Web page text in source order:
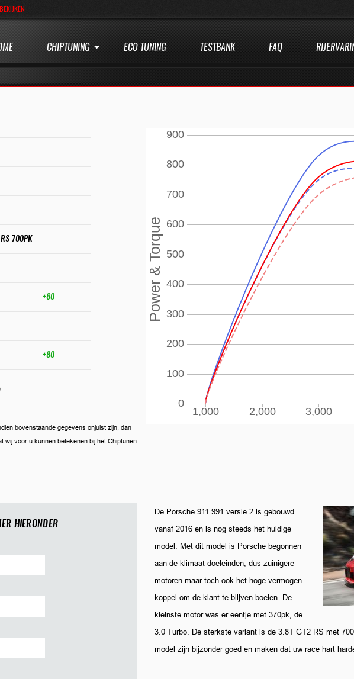
BEKIJKEN
CHIPTUNING ECO TUNING TESTBANK FAQ
700PK
+60
+80
bovenstaande gegevens onjuist zijn, dan
wij voor u kunnen betekenen bij het Chiptunen
HIERONDER
De Porsche 911 991 versie 2 is gebouwd
vanaf 2016 en is nog steeds het huidige
model. Met dit model is Porsche begonnen
aan de klimaat doeleinden, dus zuinigere
motoren maar toch ook het hoge vermogen
koppel om de klant te blijven boeien. De
kleinste motor was er eentje met 370pk, de
3.0 Turbo. De sterkste variant is de 3.8T GT2 RS met
model zijn bijzonder goed en maken dat uw race hart